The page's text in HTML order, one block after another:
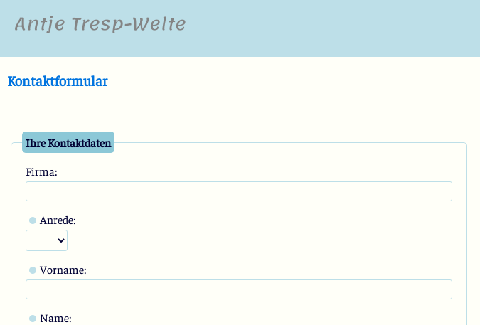
Antje Tresp-Welte
Kontaktformular
Ihre Kontaktdaten
Firma:
Anrede:
Vorname:
Name: